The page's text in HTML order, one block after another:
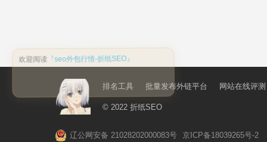
排名工具 批量发布外链平台 网站在线评测
© 2022 折纸SEO
辽公网安备 21028202000083号 京ICP备18039265号-2